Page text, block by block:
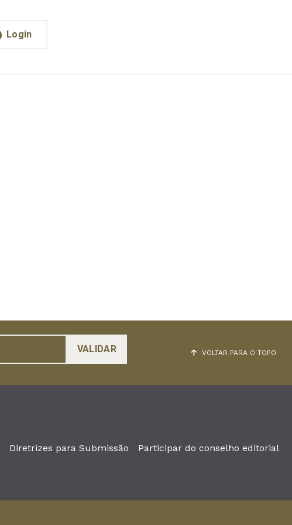
Login
VOLTAR PARA O TOPO
Diretrizes para Submissão Participar do conselho editorial